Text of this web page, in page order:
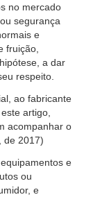
no mercado
segurança
e
fruição,
a dar
respeito.
ao fabricante
artigo,
acompanhar o
de 2017)
e
ou
e